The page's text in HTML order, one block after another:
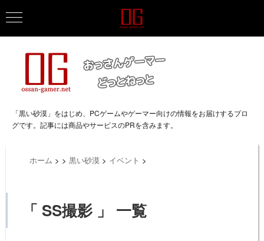
「黒い砂漠」をはじめ、PCゲームやゲーマー向けの情報をお届けするブロ
グです。記事には商品やサービスのPRを含みます。
ホーム > > 黒い砂漠 > イベント >
「 SS撮影 」 一覧